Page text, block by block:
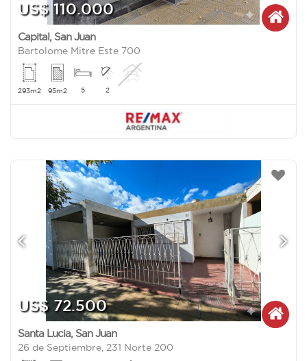
US$ 110.000
Capital, San Juan
Bartolome Mitre Este 700
293m2 95m2 5 2
US$ 72.500
Santa Lucia, San Juan
26 de Septiembre, 231 Norte 200